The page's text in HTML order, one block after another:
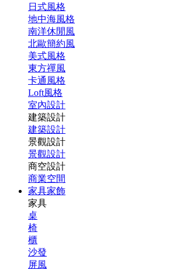
日式風格
地中海風格
南洋休閒風
北歐簡約風
美式風格
東方禪風
卡通風格
Loft風格
室內設計
建築設計
建築設計
景觀設計
景觀設計
商空設計
商業空間
家具家飾
家具
桌
椅
櫃
沙發
屏風